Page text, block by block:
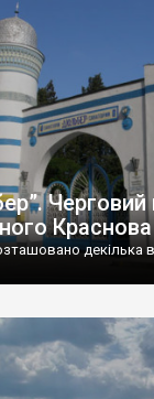
Черговий
Краснова
декілька